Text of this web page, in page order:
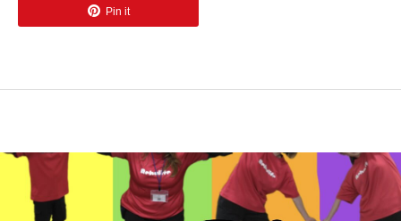
Pin it